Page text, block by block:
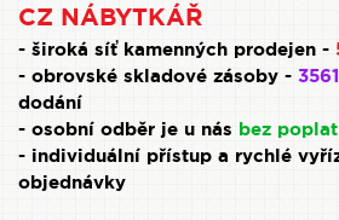
CZ NÁBYTKÁŘ
- široká síť kamenných prodejen -
- obrovské skladové zásoby -
dodání
- osobní odběr je u nás bez
- individuální přístup a rychlé
objednávky